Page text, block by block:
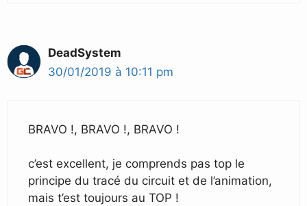
DeadSystem
30/01/2019 à 10:11 pm
BRAVO !, BRAVO !, BRAVO !
c’est excellent, je comprends pas top le
principe du tracé du circuit et de l’animation,
mais t’est toujours au TOP !